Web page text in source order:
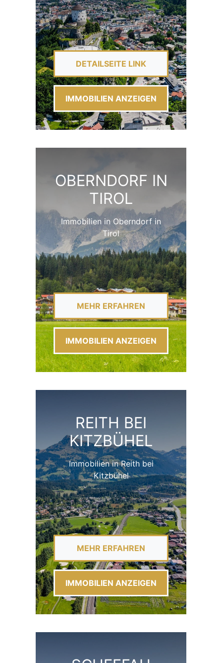
DETAILSEITE LINK
IMMOBILIEN ANZEIGEN
OBERNDORF IN
TIROL
Immobilien in Oberndorf in
Tirol
MEHR ERFAHREN
IMMOBILIEN ANZEIGEN
REITH BEI
KITZBÜHEL
Immobilien in Reith bei
Kitzbühel
MEHR ERFAHREN
IMMOBILIEN ANZEIGEN